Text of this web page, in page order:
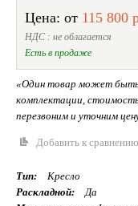
Цена: от 115 800
НДС : не облагается
Есть в продаже
«Один товар может быть
комплектации,
перезвоним и уточним
Добавить к сравнению
Тип:
Кресло
Раскладной:
Да